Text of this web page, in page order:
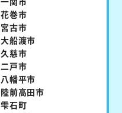
花巻市
宮古市
大船渡市
久慈市
二戸市
八幡平市
陸前高田市
雫石町